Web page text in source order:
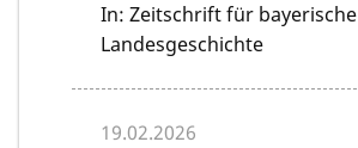
In: Zeitschrift für bayerische
Landesgeschichte
19.02.2026